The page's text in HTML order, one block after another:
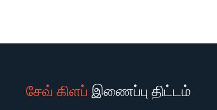
சேவ் கிளப் இணைப்பு திட்டம்